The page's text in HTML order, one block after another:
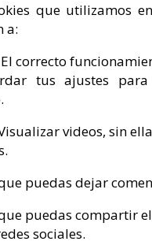
que utilizamos
a:
El correcto
tus ajustes para
videos, sin
puedas dejar
puedas compartir
sociales.